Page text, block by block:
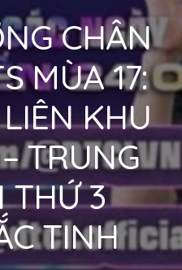
CHÂN
MÙA 17:
KHU
TRUNG
THỨ 3
TINH